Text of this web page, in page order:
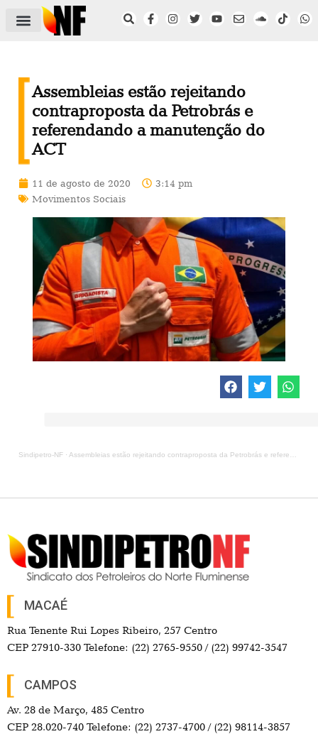
Assembleias estão rejeitando
contraproposta da Petrobrás e
referendando a manutenção do
ACT
11 de agosto de 2020
3:14 pm
Movimentos Sociais
Sindipetro-NF · Assembleias estão rejeitando contraproposta da Petrobrás e referendando a manutenção do ACT
MACAÉ
Rua Tenente Rui Lopes Ribeiro, 257 Centro
CEP 27910-330 Telefone: (22) 2765-9550 / (22) 99742-3547
CAMPOS
Av. 28 de Março, 485 Centro
CEP 28.020-740 Telefone: (22) 2737-4700 / (22) 98114-3857